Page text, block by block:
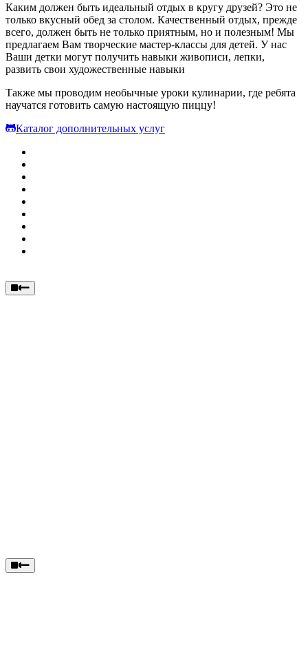
Каким должен быть идеальный отдых в кругу друзей? Это не
только вкусный обед за столом. Качественный отдых, прежде
всего, должен быть не только приятным, но и полезным! Мы
предлагаем Вам творческие мастер-классы для детей. У нас
Ваши детки могут получить навыки живописи, лепки,
развить свои художественные навыки
Также мы проводим необычные уроки кулинарии, где ребята
научатся готовить самую настоящую пиццу!
Каталог дополнительных услуг